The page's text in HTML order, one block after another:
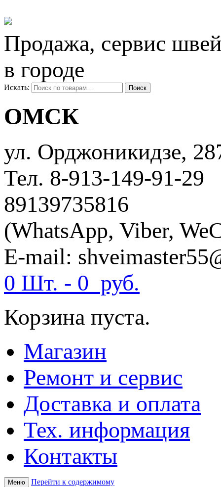
Продажа, сервис
в городе
Искать: Поиск
ОМСК
ул. ​Орджоникидзе,
Тел. 8-913-149-91-29
89139735816
(WhatsApp, Viber,
E-mail:
0 Шт. - 0 руб.
Корзина пуста.
Магазин
Ремонт и сервис
Доставка и оплата
Тех. информация
Контакты
Меню Перейти к содержимому